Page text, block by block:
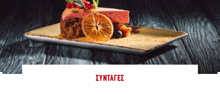
ΣΥΝΤΑΓΈΣ